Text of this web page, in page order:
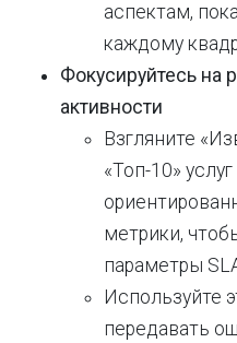
аспектам,
каждому
Фокусируйтесь на
активности
Взгляните
«Топ-10»
метрики,
параметры
Используйте
передавать